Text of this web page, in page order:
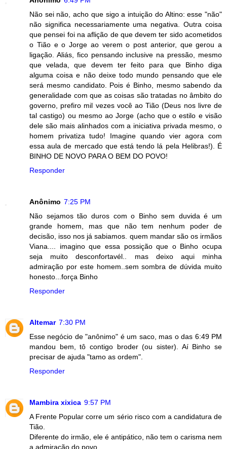
Não sei não, acho que sigo a intuição do Altino: esse "não"
não significa necessariamente uma negativa. Outra coisa
que pensei foi na aflição de que devem ter sido acometidos
o Tião e o Jorge ao verem o post anterior, que gerou a
ligação. Aliás, fico pensando inclusive na pressão, mesmo
que velada, que devem ter feito para que Binho diga
alguma coisa e não deixe todo mundo pensando que ele
será mesmo candidato. Pois é Binho, mesmo sabendo da
generalidade com que as coisas são tratadas no âmbito do
governo, prefiro mil vezes você ao Tião (Deus nos livre de
tal castigo) ou mesmo ao Jorge (acho que o estilo e visão
dele são mais alinhados com a iniciativa privada mesmo, o
homem privatiza tudo! Imagine quando vier agora com
essa aula de mercado que está tendo lá pela Helibras!). É
BINHO DE NOVO PARA O BEM DO POVO!
Responder
Anônimo 7:25 PM
Não sejamos tão duros com o Binho sem duvida é um
grande homem, mas que não tem nenhum poder de
decisão, isso nos já sabiamos. quem mandar são os irmãos
Viana.... imagino que essa possição que o Binho ocupa
seja muito desconfortavél.. mas deixo aqui minha
admiração por este homem..sem sombra de dúvida muito
honesto...força Binho
Responder
Altemar 7:30 PM
Esse negócio de "anônimo" é um saco, mas o das 6:49 PM
mandou bem, tô contigo broder (ou sister). Aí Binho se
precisar de ajuda "tamo as ordem".
Responder
Mambira xixica 9:57 PM
A Frente Popular corre um sério risco com a candidatura de
Tião.
Diferente do irmão, ele é antipático, não tem o carisma nem
a admiração do povo.